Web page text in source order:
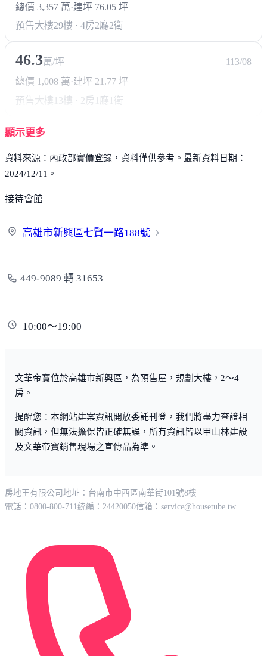
總價 3,357 萬·建坪 76.05 坪
預售大樓29樓 · 4房2廳2衛
46.3萬/坪
113/08
總價 1,008 萬 ·建坪 21.77 坪
預售大樓 13樓 · 2房1廳1衛
顯示更多
資料來源：內政部實價登錄，資料僅供參考。最新資料日期：
2024/12/11。
接待會館
高雄市新興區七賢一路188號
449-9089 轉 31653
10:00～19:00
文華帝寶位於高雄市新興區，為預售屋，規劃大樓，2～4
房。
提醒您：本網站建案資訊開放委託刊登，我們將盡力查證相
關資訊，但無法擔保皆正確無誤，所有資訊皆以甲山林建設
及文華帝寶銷售現場之宣傳品為準。
房地王有限公司 地址：台南市中西區南華街101號8樓
電話：0800-800-711統編：24420050信箱： service@housetube.tw